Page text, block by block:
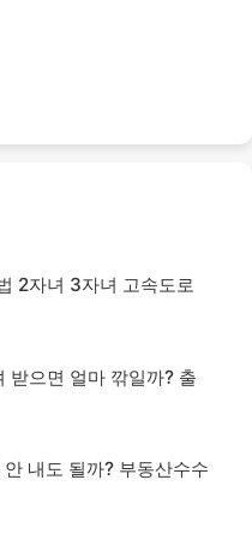
2자녀 3자녀 고속도로
받으면 얼마 깎일까? 출
내도 될까? 부동산수수